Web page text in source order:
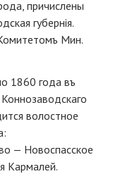
причислены
губернія.
Мин.
1860 года въ
волостное
— Новоспасское
Кармалей.